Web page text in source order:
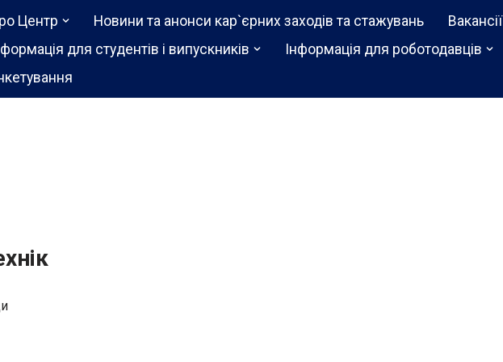
Центр Новини та анонси кар`єрних заходів та стажувань
Вакансії
для студентів і випускників
Інформація для роботодавців